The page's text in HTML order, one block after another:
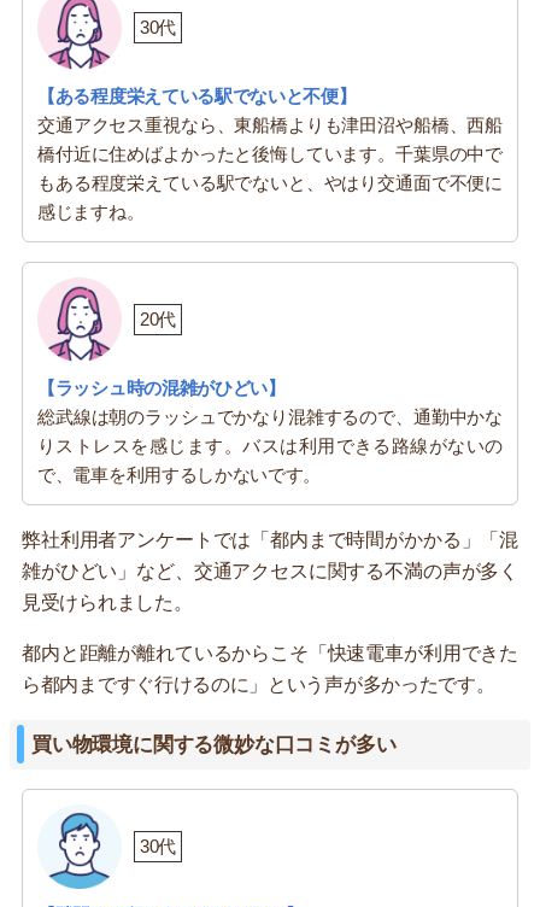
30代
【ある程度栄えている駅でないと不便】
交通アクセス重視なら、東船橋よりも津田沼や船橋、西船
橋付近に住めばよかったと後悔しています。千葉県の中で
もある程度栄えている駅でないと、やはり交通面で不便に
感じますね。
20代
【ラッシュ時の混雑がひどい】
総武線は朝のラッシュでかなり混雑するので、通勤中かな
りストレスを感じます。バスは利用できる路線がないの
で、電車を利用するしかないです。
弊社利用者アンケートでは「都内まで時間がかかる」「混
雑がひどい」など、交通アクセスに関する不満の声が多く
見受けられました。
都内と距離が離れているからこそ「快速電車が利用できた
ら都内まですぐ行けるのに」という声が多かったです。
買い物環境に関する微妙な口コミが多い
30代